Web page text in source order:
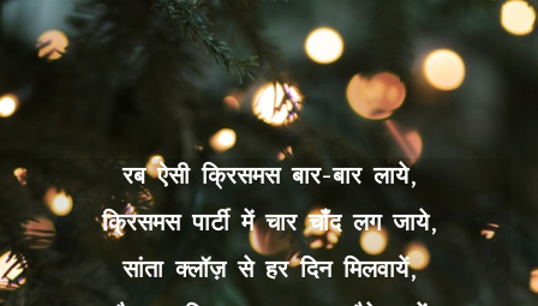
रब ऐसी क्रिसमस बार-बार लाये,
क्रिसमस पार्टी में चार चाँद लग जाये,
सांता क्लॉज़ से हर दिन मिलवायें,